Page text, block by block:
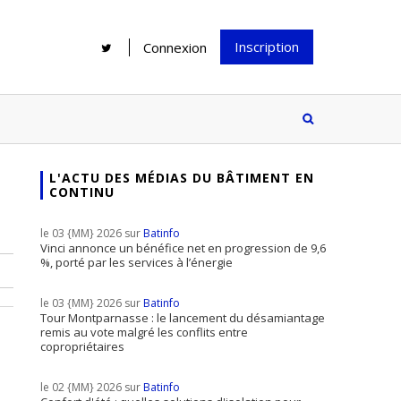
Connexion Inscription
idée mais...
Le print sous toutes ses formes a-t-
il encore sa place dans un monde
Rénover une salle de bains : gagner
supports
inscrire
à notre
?
L'ACTU DES MÉDIAS DU BÂTIMENT EN
CONTINU
le 03 {MM} 2026 surBatinfo
Vinci annonce un bénéfice net en progression de 9,6
%, porté par les services à l’énergie
le 03 {MM} 2026 surBatinfo
Tour Montparnasse : le lancement du désamiantage
remis au vote malgré les conflits entre
copropriétaires
le 02 {MM} 2026 surBatinfo